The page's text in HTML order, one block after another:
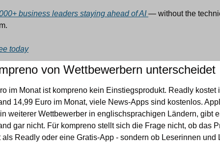
business leaders staying ahead of AI — without the
today
von Wettbewerbern unterscheidet
im Monat ist kompreno kein Einstiegsprodukt. Readly kostet
14,99 Euro im Monat, viele News-Apps sind kostenlos.
weiterer Wettbewerber in englischsprachigen Ländern, gibt
gar nicht. Für kompreno stellt sich die Frage nicht, ob das
als Readly oder eine Gratis-App - sondern ob Leserinnen und